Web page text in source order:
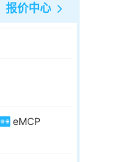
报价中心
eMCP